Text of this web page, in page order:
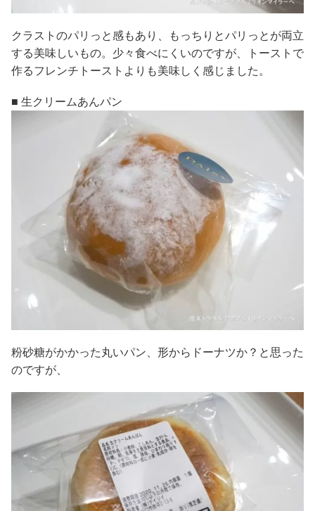
クラストのパリっと感もあり、もっちりとパリっとが両立
する美味しいもの。少々食べにくいのですが、トーストで
作るフレンチトーストよりも美味しく感じました。
■ 生クリームあんパン
粉砂糖がかかった丸いパン、形からドーナツか？と思った
のですが、